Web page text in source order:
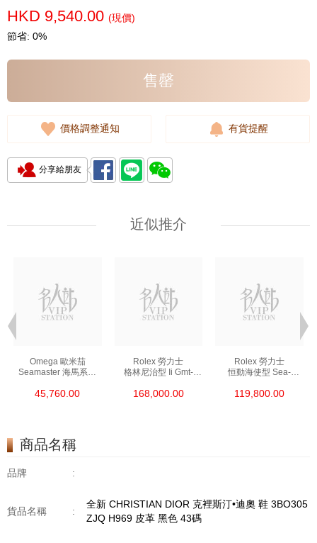
HKD 9,540.00 (現價)
節省: 0%
售罄
價格調整通知 有貨提醒
分享給朋友
近似推介
Omega 歐米茄
Seamaster 海馬系列
精鋼 Nekton Edition
45,760.00
Rolex 勞力士
格林尼治型 Ii Gmt-
0002 18kt玫瑰金/鋼
168,000.00
Rolex 勞力士
恒動海使型 Sea-
精鋼 單紅
119,800.00
商品名稱
品牌 :
貨品名稱 :
全新 CHRISTIAN DIOR 克裡斯汀•迪奧 鞋 3BO305
ZJQ H969 皮革 黑色 43碼